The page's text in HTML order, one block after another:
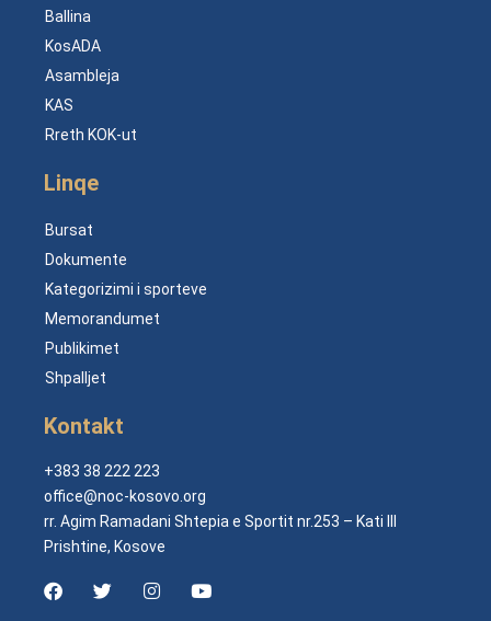
Ballina
KosADA
Asambleja
KAS
Rreth KOK-ut
Linqe
Bursat
Dokumente
Kategorizimi i sporteve
Memorandumet
Publikimet
Shpalljet
Kontakt
+383 38 222 223
office@noc-kosovo.org
rr. Agim Ramadani Shtepia e Sportit nr.253 – Kati III
Prishtine, Kosove